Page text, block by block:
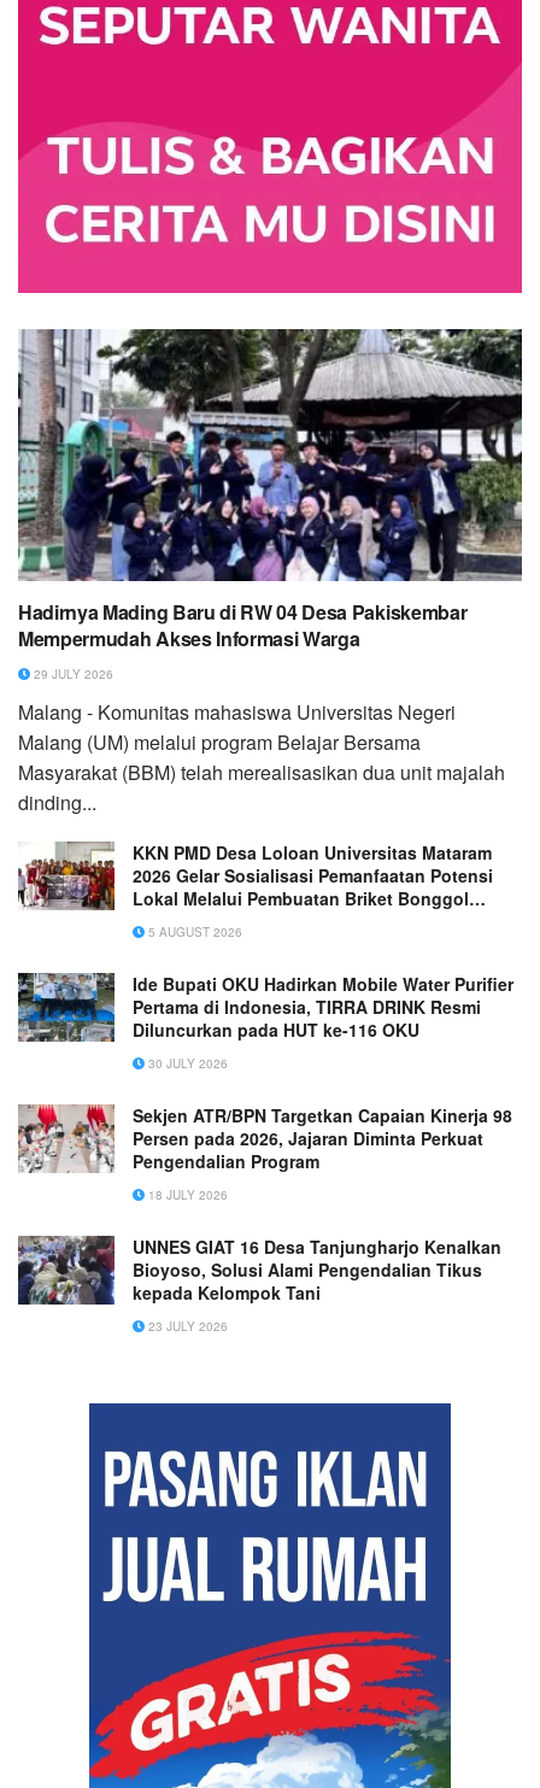
Hadirnya Mading Baru di RW 04 Desa Pakiskembar
Mempermudah Akses Informasi Warga
29 JULY 2026
Malang - Komunitas mahasiswa Universitas Negeri
Malang (UM) melalui program Belajar Bersama
Masyarakat (BBM) telah merealisasikan dua unit majalah
dinding...
KKN PMD Desa Loloan Universitas Mataram
2026 Gelar Sosialisasi Pemanfaatan Potensi
Lokal Melalui Pembuatan Briket Bonggol
Jagung, Abon Jambu Mete, dan Pestisida
Nabati
5 AUGUST 2026
Ide Bupati OKU Hadirkan Mobile Water Purifier
Pertama di Indonesia, TIRRA DRINK Resmi
Diluncurkan pada HUT ke-116 OKU
30 JULY 2026
Sekjen ATR/BPN Targetkan Capaian Kinerja 98
Persen pada 2026, Jajaran Diminta Perkuat
Pengendalian Program
18 JULY 2026
UNNES GIAT 16 Desa Tanjungharjo Kenalkan
Bioyoso, Solusi Alami Pengendalian Tikus
kepada Kelompok Tani
23 JULY 2026